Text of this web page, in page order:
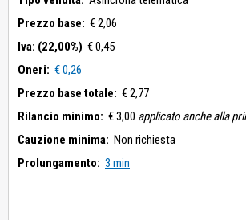
Prezzo base: € 2,06
Iva: (22,00%) € 0,45
Oneri: € 0,26
Prezzo base totale: € 2,77
Rilancio minimo: € 3,00 applicato anche alla
Cauzione minima: Non richiesta
Prolungamento: 3 min